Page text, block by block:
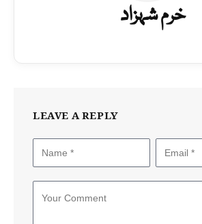
خرم شہزاد
LEAVE A REPLY